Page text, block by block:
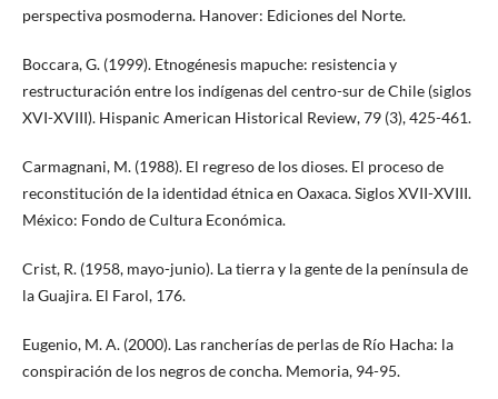
perspectiva posmoderna. Hanover: Ediciones del Norte.
Boccara, G. (1999). Etnogénesis mapuche: resistencia y
restructuración entre los indígenas del centro-sur de Chile (siglos
XVI-XVIII). Hispanic American Historical Review, 79 (3), 425-461.
Carmagnani, M. (1988). El regreso de los dioses. El proceso de
reconstitución de la identidad étnica en Oaxaca. Siglos XVII-XVIII.
México: Fondo de Cultura Económica.
Crist, R. (1958, mayo-junio). La tierra y la gente de la península de
la Guajira. El Farol, 176.
Eugenio, M. A. (2000). Las rancherías de perlas de Río Hacha: la
conspiración de los negros de concha. Memoria, 94-95.